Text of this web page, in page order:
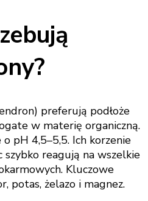
preferują podłoże
w materię organiczną.
pH 4,5–5,5. Ich korzenie
szybko reagują na wszelkie
Kluczowe
potas, żelazo i magnez.